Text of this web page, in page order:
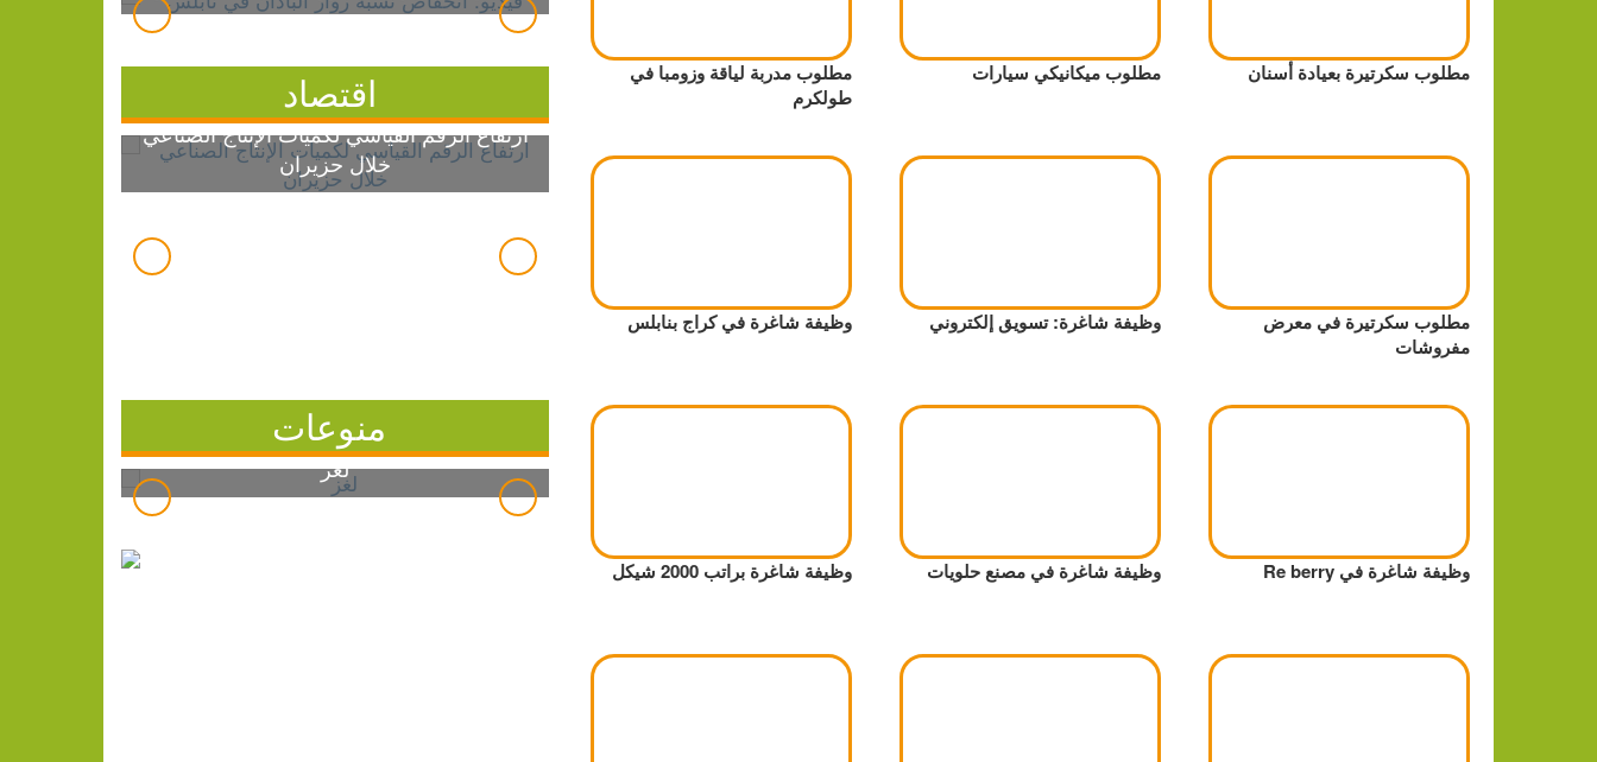
مطلوب سكرتيرة بعيادة أسنان مطلوب ميكانيكي سيارات
مطلوب مدربة لياقة وزومبا في
طولكرم
مطلوب سكرتيرة في معرض
مفروشات
وظيفة شاغرة: تسويق إلكتروني وظيفة شاغرة في كراج بنابلس
وظيفة شاغرة في Re berry وظيفة شاغرة في مصنع حلويات وظيفة شاغرة براتب 2000 شيكل
اقتصاد
ارتفاع الرقم القياسي لكميات الإنتاج الصناعي
خلال حزيران
منوعات
لغز